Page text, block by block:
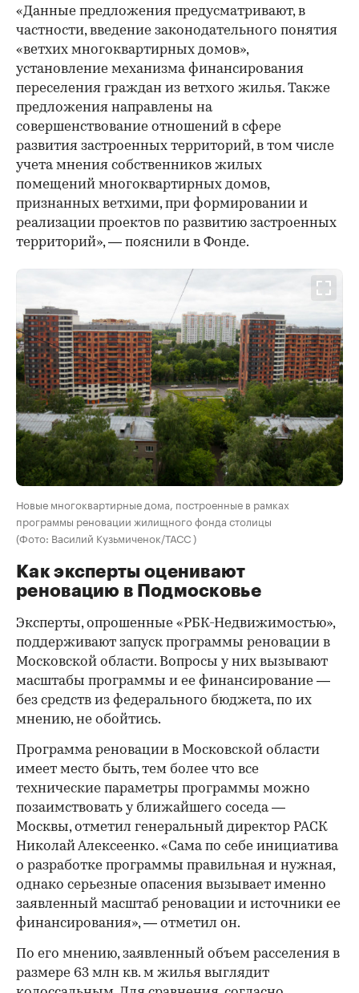
«Данные предложения предусматривают, в
частности, введение законодательного понятия
«ветхих многоквартирных домов»,
установление механизма финансирования
переселения граждан из ветхого жилья. Также
предложения направлены на
совершенствование отношений в сфере
развития застроенных территорий, в том числе
учета мнения собственников жилых
помещений многоквартирных домов,
признанных ветхими, при формировании и
реализации проектов по развитию застроенных
территорий», — пояснили в Фонде.
Новые многоквартирные дома, построенные в рамках
программы реновации жилищного фонда столицы
(Фото: Василий Кузьмиченок/ТАСС )
Как эксперты оценивают
реновацию в Подмосковье
Эксперты, опрошенные «РБК-Недвижимостью»,
поддерживают запуск программы реновации в
Московской области. Вопросы у них вызывают
масштабы программы и ее финансирование —
без средств из федерального бюджета, по их
мнению, не обойтись.
Программа реновации в Московской области
имеет место быть, тем более что все
технические параметры программы можно
позаимствовать у ближайшего соседа —
Москвы, отметил генеральный директор РАСК
Николай Алексеенко. «Сама по себе инициатива
о разработке программы правильная и нужная,
однако серьезные опасения вызывает именно
заявленный масштаб реновации и источники ее
финансирования», — отметил он.
По его мнению, заявленный объем расселения в
размере 63 млн кв. м жилья выглядит